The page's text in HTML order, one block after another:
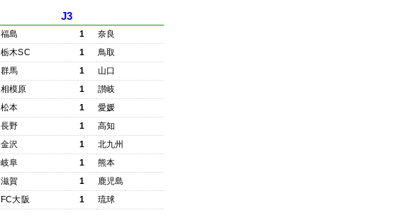
J3
福島 1
奈良
栃木SC 1
鳥取
群馬 1
山口
相模原 1
讃岐
松本 1
愛媛
長野 1
高知
金沢 1
北九州
岐阜 1
熊本
滋賀 1
鹿児島
FC大阪 1 琉球